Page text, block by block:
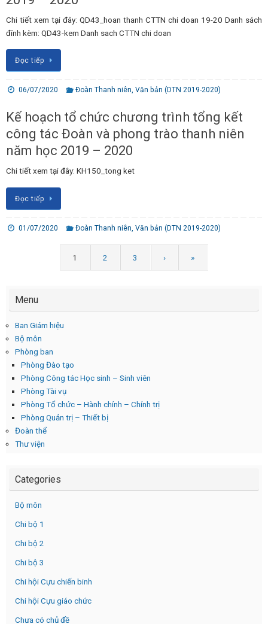
Chi tiết xem tại đây: QD43_hoan thanh CTTN chi doan 19-20 Danh sách
đính kèm: QD43-kem Danh sach CTTN chi doan
Đọc tiếp
06/07/2020 Đoàn Thanh niên,Văn bản (DTN 2019-2020)
Kế hoạch tổ chức chương trình tổng kết
công tác Đoàn và phong trào thanh niên
năm học 2019 – 2020
Chi tiết xem tại đây: KH150_tong ket
Đọc tiếp
01/07/2020 Đoàn Thanh niên ,Văn bản (DTN 2019-2020)
1 2 3 › »
Menu
Ban Giám hiệu
Bộ môn
Phòng ban
Phòng Đào tạo
Phòng Công tác Học sinh – Sinh viên
Phòng Tài vụ
Phòng Tổ chức – Hành chính – Chính trị
Phòng Quản trị – Thiết bị
Đoàn thể
Thư viện
Categories
Bộ môn
Chi bộ 1
Chi bộ 2
Chi bộ 3
Chi hội Cựu chiến binh
Chi hội Cựu giáo chức
Chưa có chủ đề